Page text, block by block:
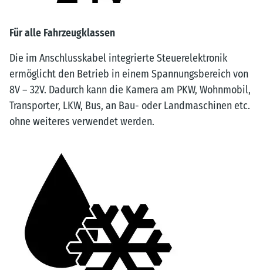
Für alle Fahrzeugklassen
Die im Anschlusskabel integrierte Steuerelektronik
ermöglicht den Betrieb in einem Spannungsbereich von
8V – 32V. Dadurch kann die Kamera am PKW, Wohnmobil,
Transporter, LKW, Bus, an Bau- oder Landmaschinen etc.
ohne weiteres verwendet werden.